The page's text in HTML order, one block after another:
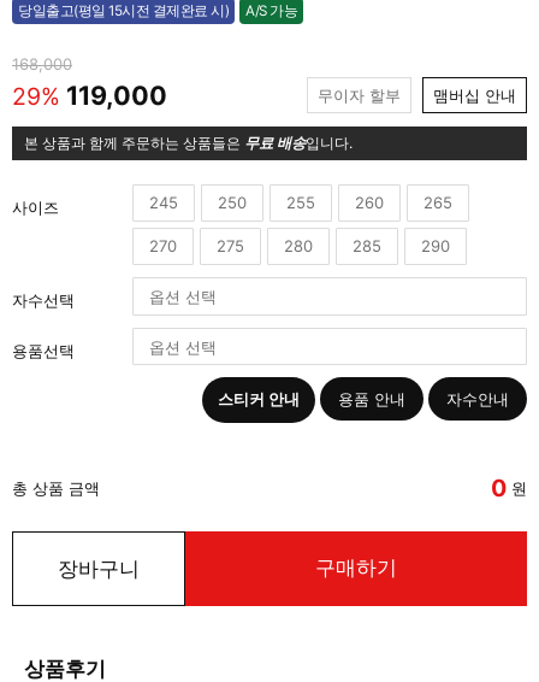
당일출고(평일 15시전 결제완료 시) A/S 가능
가능
168,000
29% 119,000 무이자 할부 맴버십 안내
본 상품과 함께 주문하는 상품들은 무료 배송입니다.
사이즈 245 250 255 260 265
270 275 280 285 290
자수선택
용품선택
스티커 안내 용품 안내 자수안내
총 상품 금액 0 원
장바구니 구매하기
상품후기